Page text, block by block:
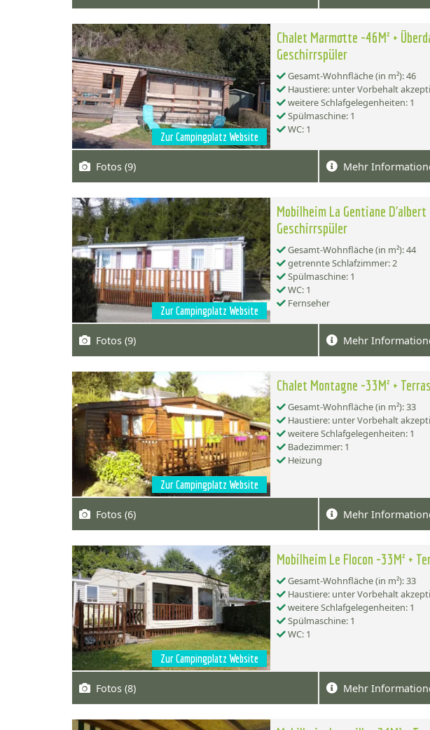
Zur Campingplatz Website
Chalet Marmotte -46M² +
Geschirrspüler
Gesamt-Wohnfläche (in m²): 46
Haustiere: unter Vorbehalt
weitere Schlafgelegenheiten: 1
Spülmaschine: 1
WC: 1
Fotos (9) Mehr
Zur Campingplatz Website
Mobilheim La Gentiane
Geschirrspüler
Gesamt-Wohnfläche (in m²): 44
getrennte Schlafzimmer: 2
Spülmaschine: 1
WC: 1
Fernseher
Fotos (9) Mehr
Zur Campingplatz Website
Chalet Montagne -33M² +
Gesamt-Wohnfläche (in m²): 33
Haustiere: unter Vorbehalt
weitere Schlafgelegenheiten: 1
Badezimmer: 1
Heizung
Fotos (6) Mehr
Zur Campingplatz Website
Mobilheim Le Flocon -33M² +
Gesamt-Wohnfläche (in m²): 33
Haustiere: unter Vorbehalt
weitere Schlafgelegenheiten: 1
Spülmaschine: 1
WC: 1
Fotos (8) Mehr